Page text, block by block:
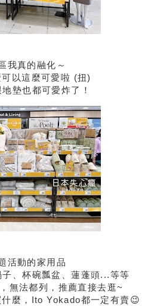
我真的融化～
以這麼可愛啦 (扭)
墊也都可愛炸了！
活動的家用品
、杯碗瓢盆、蓮蓬頭...等等
無法都列，推薦直接去逛~
麼，Ito Yokado都一定有賣😉